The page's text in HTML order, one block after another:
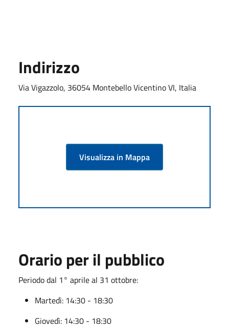
Indirizzo
Via Vigazzolo, 36054 Montebello Vicentino VI, Italia
Visualizza in Mappa
Orario per il pubblico
Periodo dal 1° aprile al 31 ottobre:
Martedì: 14:30 - 18:30
Giovedì: 14:30 - 18:30